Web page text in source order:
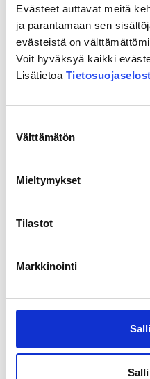
Evästeet auttavat meitä
ja parantamaan sen
evästeistä on
Voit hyväksyä kaikki
Lisätietoa
valinta
Välttämätön
Mieltymykset
Tilastot
Markkinointi
Helsinkiä ja niiden
lisäksi olen ylpeä
kaupunkiluonnosta ja
merelliselle Helsingille. Ja
Ajankohtaista